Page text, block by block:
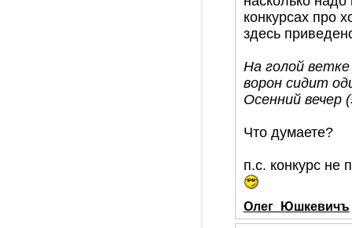
конкурсах про
здесь
На голой ветке
ворон сидит
Осенний вечер
Что думаете?
п.с. конкурс не
Олег_Юшкевичъ